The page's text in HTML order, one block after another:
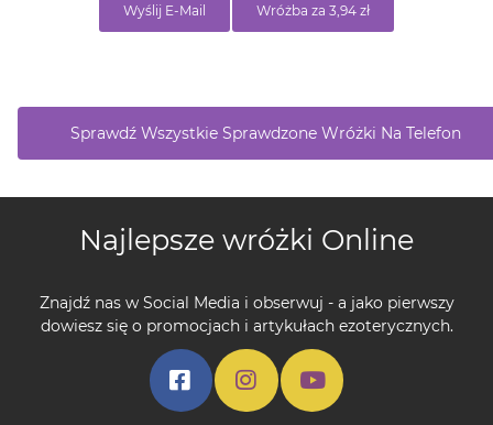
Wyślij E-Mail Wróżba za 3,94 zł
Sprawdź Wszystkie Sprawdzone Wróżki Na Telefon
Najlepsze wróżki Online
Znajdź nas w Social Media i obserwuj - a jako pierwszy
dowiesz się o promocjach i artykułach ezoterycznych.